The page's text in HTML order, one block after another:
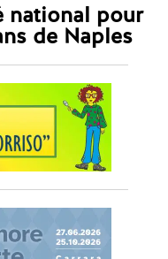
national pour
de Naples